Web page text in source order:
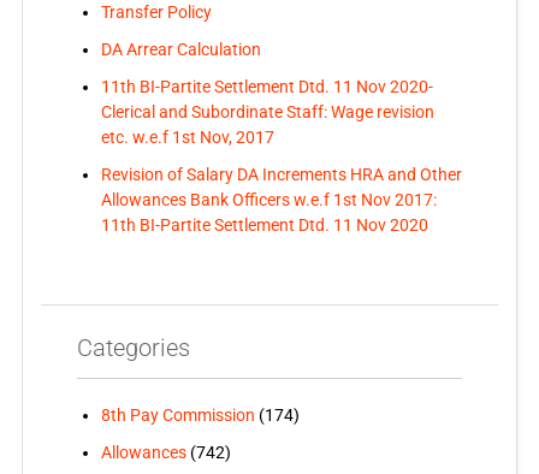
Transfer Policy
DA Arrear Calculation
11th BI-Partite Settlement Dtd. 11 Nov 2020-
Clerical and Subordinate Staff: Wage revision
etc. w.e.f 1st Nov, 2017
Revision of Salary DA Increments HRA and Other
Allowances Bank Officers w.e.f 1st Nov 2017:
11th BI-Partite Settlement Dtd. 11 Nov 2020
Categories
8th Pay Commission (174)
Allowances(742)